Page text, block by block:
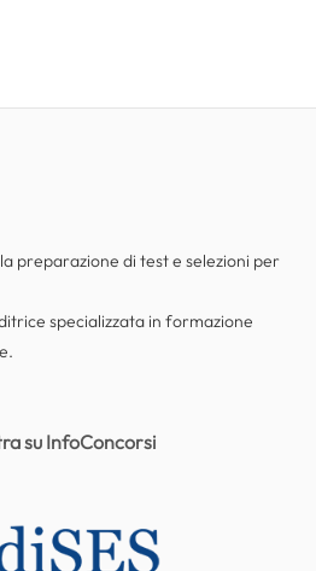
preparazione di test e selezioni per
specializzata in formazione
su InfoConcorsi